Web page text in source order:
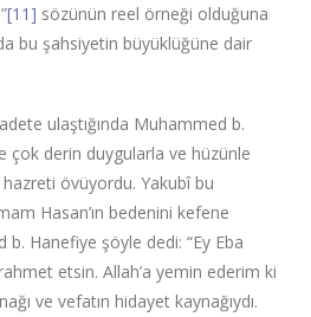
[11] sözünün reel örneği olduğuna
bu şahsiyetin büyüklüğüne dair
ulaştığında Muhammed b.
çok derin duygularla ve hüzünle
övüyordu. Yakubî bu
Hasan’ın bedenini kefene
b. Hanefiye şöyle dedi: “Ey Eba
etsin. Allah’a yemin ederim ki
ve vefatın hidayet kaynağıydı.